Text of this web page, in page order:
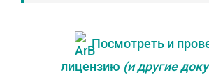
Посмотреть и
лицензию (и другие